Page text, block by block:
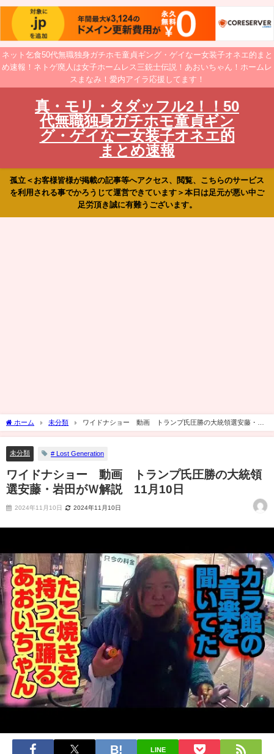
ネット乞食50代無職独身ガチホモ童貞ギング・ゲイなー女装子オネエ的まと
め速報！ネトゲ廃人は女子ホームレス三銃士伝説！あおいちゃん！ホームレ
スまなみ！愛内アイラ応援してます！
真・モリ・タダッフル2！！50
代無職独身ガチホモ童貞ギン
グ・ゲイなー女装子オネエ的
まとめ速報
孤立＜お客様皆様が掲載の記事等へアクセス、閲覧、こちらのサービス
を利用される事でかろうじて運営できています＞本日は足元が悪い中ご
足労頂き誠に有難うございます。
ホーム 未分類
ワイドナショー 動画 トランプ氏圧勝の大統領選安藤・岩
田がＷ解説 11月10日
未分類 # Lost Generation
ワイドナショー 動画 トランプ氏圧勝の大統領
選安藤・岩田がＷ解説 11月10日
2024年11月10日 2024年11月10日
LINE